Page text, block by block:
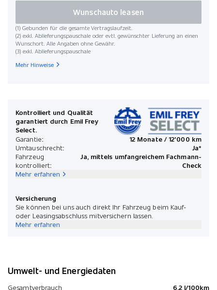
(1) Gebunden für die gesamte Vertragslaufzeit.
(2) exkl. Ablieferungspauschale oder evtl. gewünschter Lieferung an einen
Wunschort. Alle Angaben ohne Gewähr.
(3) exkl. Ablieferungspauschale
Wunschauto leasen
Mehr Hinweise
Kontrolliert und Qualität
garantiert durch Emil Frey
Select.
Garantie:
12 Monate / 12'000 km
Umtauschrecht:
Ja*
Fahrzeug
kontrolliert:
Ja, mittels umfangreichem Fachmann-
Check
Mehr erfahren
Versicherung
Sie können bei uns auch direkt Ihr Fahrzeug beim Kauf-
oder Leasingsabschluss mitversichern lassen.
Mehr erfahren
Umwelt- und Energiedaten
Gesamtverbrauch 6.2 l/100km